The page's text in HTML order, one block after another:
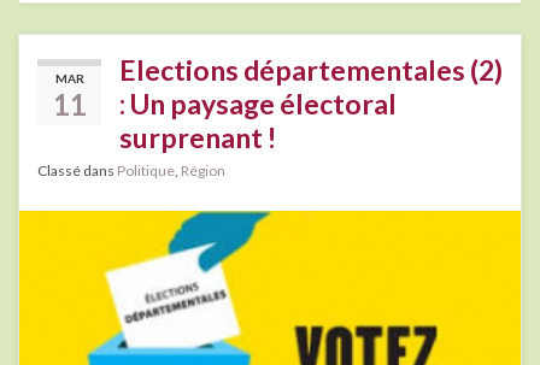
MAR
11
Elections départementales (2)
: Un paysage électoral
surprenant !
Classé dans Politique Région